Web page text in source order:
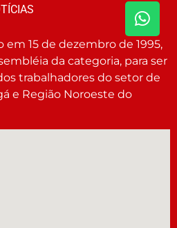
em 15 de dezembro de 1995,
da categoria, para ser
trabalhadores do setor de
e Região Noroeste do